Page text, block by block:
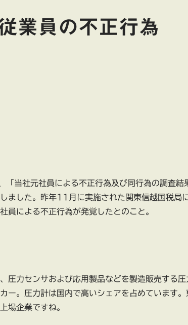
業員の不正行為
当社元社員による不正行為及び同行為の調査結
ました。昨年11月に実施された関東信越国税局
員による不正行為が発覚したとのこと。
圧力センサおよび応用製品などを製造販売する圧
ー。圧力計は国内で高いシェアを占めています。
場企業ですね。